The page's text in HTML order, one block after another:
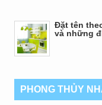
Đặt tên
và những
PHONG THỦY